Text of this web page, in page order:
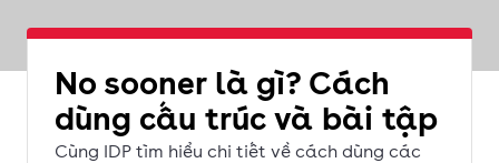
No sooner là gì? Cách
dùng cấu trúc và bài tập
Cùng IDP tìm hiểu chi tiết về cách dùng các